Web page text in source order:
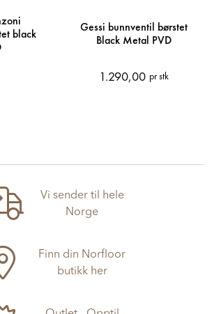
black
Gessi bunnventil børstet
Black Metal PVD
1.290,00 pr stk
Vi sender til hele
Norge
Finn din Norfloor
butikk her